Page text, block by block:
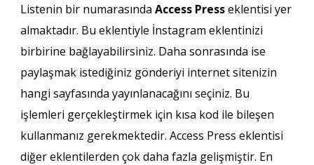
Listenin bir numarasında Access Presseklentisi yer
almaktadır. Bu eklentiyle İnstagram eklentinizi
birbirine bağlayabilirsiniz. Daha sonrasında ise
paylaşmak istediğiniz gönderiyi internet sitenizin
hangi sayfasında yayınlanacağını seçiniz. Bu
işlemleri gerçekleştirmek için kısa kod ile bileşen
kullanmanız gerekmektedir. Access Press eklentisi
diğer eklentilerden çok daha fazla gelişmiştir. En